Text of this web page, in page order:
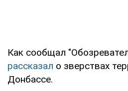
Как сообщал
рассказал о зверствах
Донбассе.